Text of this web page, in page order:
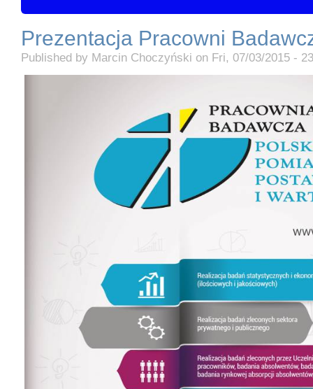
Prezentacja Pracowni
Published by Marcin Choczyński on Fri, 07/03/2015 -